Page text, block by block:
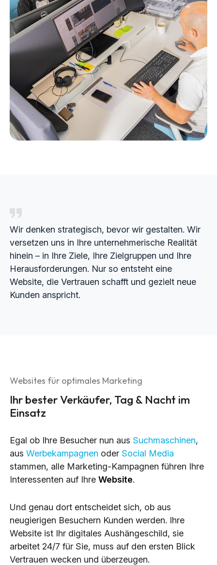
Wir denken strategisch, bevor wir gestalten. Wir
versetzen uns in Ihre unternehmerische Realität
hinein – in Ihre Ziele, Ihre Zielgruppen und Ihre
Herausforderungen. Nur so entsteht eine
Website, die Vertrauen schafft und gezielt neue
Kunden anspricht.
Websites für optimales Marketing
Ihr bester Verkäufer, Tag & Nacht im
Einsatz
Egal ob Ihre Besucher nun aus Suchmaschinen,
aus Werbekampagnen oder Social Media
stammen, alle Marketing-Kampagnen führen Ihre
Interessenten auf Ihre Website.
Und genau dort entscheidet sich, ob aus
neugierigen Besuchern Kunden werden. Ihre
Website ist Ihr digitales Aushängeschild, sie
arbeitet 24/7 für Sie, muss auf den ersten Blick
Vertrauen wecken und überzeugen.